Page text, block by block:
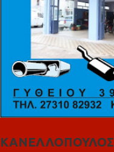
ΚΑΝΕΛΛΟΠΟΥΛΟΣ